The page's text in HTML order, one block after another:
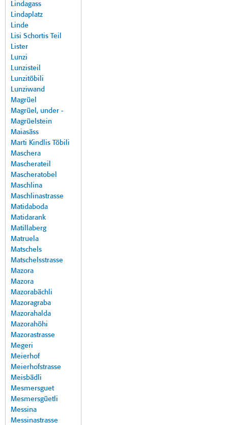
Lindagass
Lindaplatz
Linde
Lisi Schortis Teil
Lister
Lunzi
Lunzisteil
Lunzitöbili
Lunziwand
Magrüel
Magrüel, under -
Magrüelstein
Maiasäss
Marti Kindlis Töbili
Maschera
Mascherateil
Mascheratobel
Maschlina
Maschlinastrasse
Matidaboda
Matidarank
Matillaberg
Matruela
Matschels
Matschelsstrasse
Mazora
Mazora
Mazorabächli
Mazoragraba
Mazorahalda
Mazorahöhi
Mazorastrasse
Megeri
Meierhof
Meierhofstrasse
Meisbädli
Mesmersguet
Mesmersgüetli
Messina
Messinastrasse